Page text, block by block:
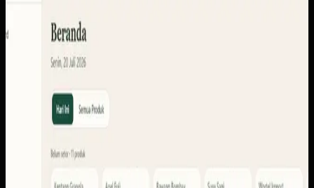
Sebelumnya
Sistem ini perlu menyatukan konteks setoran, produk,
anggota, stok, laporan, pencairan, dan portal pengguna
dibutuhkan.
Yang kami bangun
mencakup dasbor operasional, setoran dan settlements,